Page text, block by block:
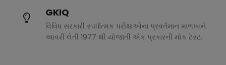
GKIQ
વિવિધ સરકારી સ્પર્ધાત્મક પરીક્ષાઓના પ્રવર્તમાન માળખાને
આવરી લેતી 1977 થી યોજાતી એક પ્રકારની મોક ટેસ્ટ.